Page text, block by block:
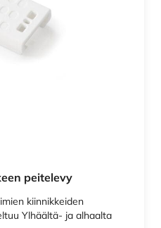
peitelevy
kiinnikkeiden
Ylhäältä- ja alhaalta